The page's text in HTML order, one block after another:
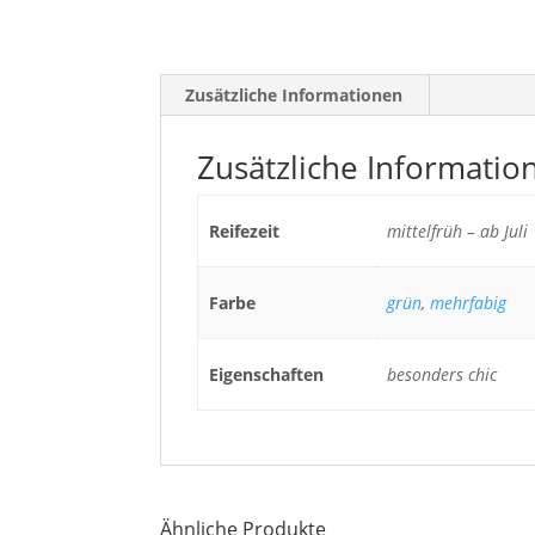
Zusätzliche Informationen
Zusätzliche
Reifezeit mittelfrüh – ab Juli
Farbe grün, mehrfabig
Eigenschaften besonders chic
Ähnliche Produkte